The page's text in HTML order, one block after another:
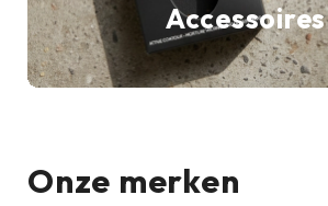
Accessoires
Onze merken